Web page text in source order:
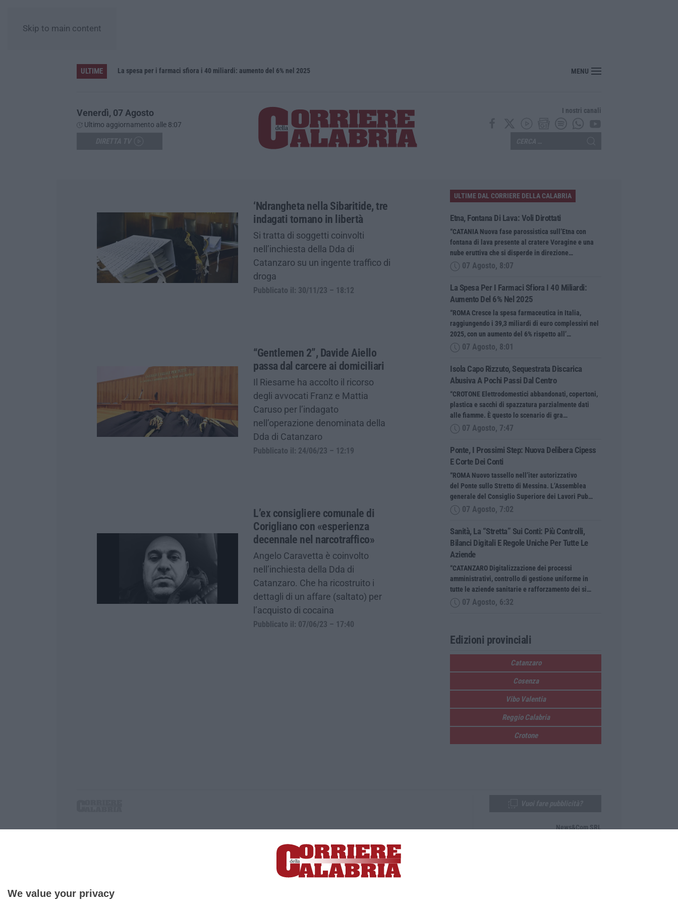
We value your privacy
Skip to main content
ULTIME La spesa per i farmaci sfiora i 40 miliardi: aumento del 6% nel 2025 Isola Capo Rizzuto, sequestrata discarica abusiva a pochi passi dal centro
MENU
Venerdì, 07 Agosto
Ultimo aggiornamento alle 8:07
I nostri canali
‘Ndrangheta nella Sibaritide, tre
indagati tornano in libertà
Si tratta di soggetti coinvolti
nell’inchiesta della Dda di
Catanzaro su un ingente traffico di
droga
Pubblicato il: 30/11/23 – 18:12
“Gentlemen 2”, Davide Aiello
passa dal carcere ai domiciliari
Il Riesame ha accolto il ricorso
degli avvocati Franz e Mattia
Caruso per l’indagato
nell’operazione denominata della
Dda di Catanzaro
Pubblicato il: 24/06/23 – 12:19
L’ex consigliere comunale di
Corigliano con «esperienza
decennale nel narcotraffico»
Angelo Caravetta è coinvolto
nell’inchiesta della Dda di
Catanzaro. Che ha ricostruito i
dettagli di un affare (saltato) per
l’acquisto di cocaina
Pubblicato il: 07/06/23 – 17:40
ULTIME DAL CORRIERE DELLA CALABRIA
Etna, Fontana Di Lava: Voli Dirottati
“CATANIA Nuova fase parossistica sull’Etna con
fontana di lava presente al cratere Voragine e una
nube eruttiva che si disperde in direzione…
07 Agosto, 8:07
La Spesa Per I Farmaci Sfiora I 40 Miliardi:
Aumento Del 6% Nel 2025
“ROMA Cresce la spesa farmaceutica in Italia,
raggiungendo i 39,3 miliardi di euro complessivi nel
2025, con un aumento del 6% rispetto all’…
07 Agosto, 8:01
Isola Capo Rizzuto, Sequestrata Discarica
Abusiva A Pochi Passi Dal Centro
“CROTONE Elettrodomestici abbandonati, copertoni,
plastica e sacchi di spazzatura parzialmente dati
alle fiamme. È questo lo scenario di gra…
07 Agosto, 7:47
Ponte, I Prossimi Step: Nuova Delibera Cipess
E Corte Dei Conti
“ROMA Nuovo tassello nell’iter autorizzativo
del Ponte sullo Stretto di Messina. L’Assemblea
generale del Consiglio Superiore dei Lavori Pub…
07 Agosto, 7:02
Sanità, La “stretta” Sui Conti: Più Controlli,
Bilanci Digitali E Regole Uniche Per Tutte Le
Aziende
“CATANZARO Digitalizzazione dei processi
amministrativi, controllo di gestione uniforme in
tutte le aziende sanitarie e rafforzamento dei si…
07 Agosto, 6:32
Edizioni provinciali
Catanzaro
Cosenza
Vibo Valentia
Reggio Calabria
Crotone
P.IVA. 03199620794, Via del mare 6/G, S.Eufemia, Lamezia Terme (CZ)
Iscrizione tribunale di Lamezia Terme 5/2011 - Direttore responsabile Paola Militano |Privacy
News&Com SRL